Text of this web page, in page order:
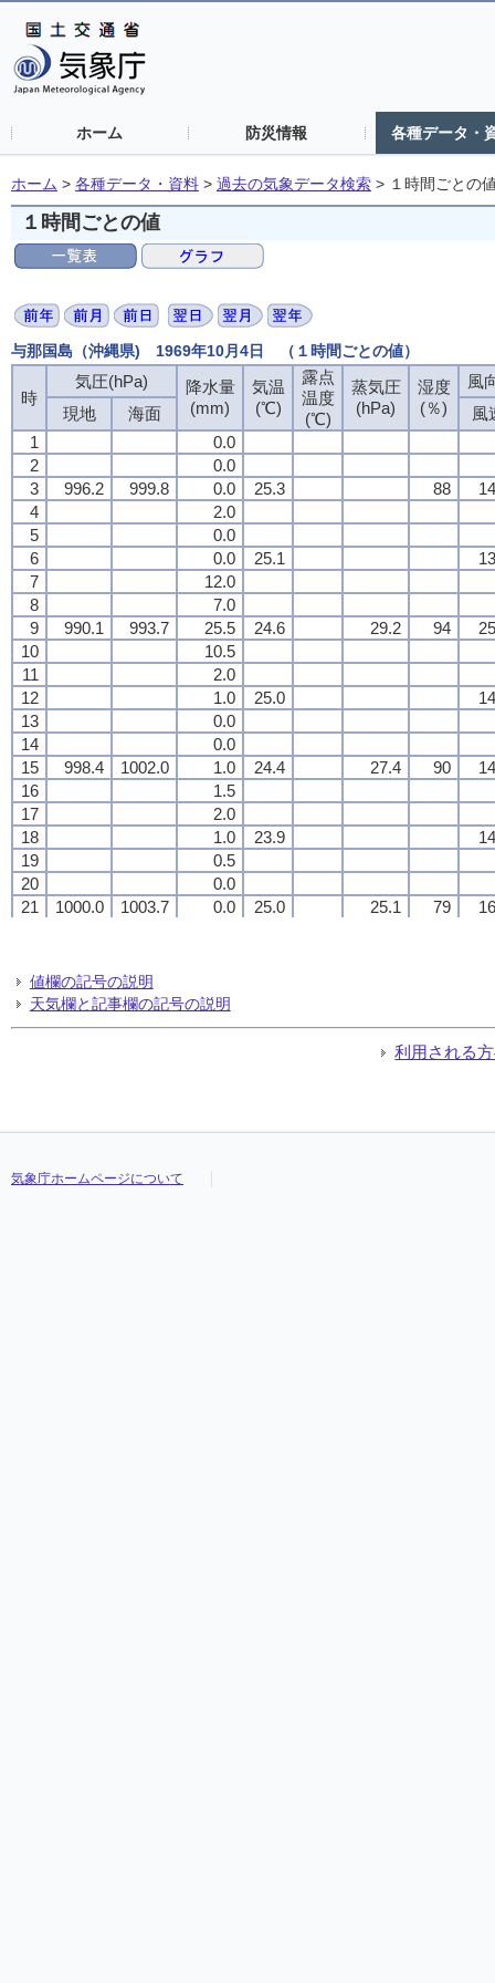
ホーム 防災情報 各種データ・
ホーム > 各種データ・資料 > 過去の気象データ検索 > １時間ごとの
１時間ごとの値
与那国島（沖縄県) 1969年10月4日 （１時間ごとの値）
時
気圧(hPa)
降水量
(mm)
気温
(℃)
露点
温度
(℃)
蒸気圧
(hPa)
湿度
(％)
風
現地
海面
風
1
0.0
2
0.0
3
996.2 999.8 0.0 25.3 88
4
2.0
5
0.0
6
0.0 25.1
7
12.0
8
7.0
9
990.1 993.7 25.5 24.6 29.2 94
10
10.5
11
2.0
12
1.0 25.0
13
0.0
14
0.0
15
998.4 1002.0 1.0 24.4 27.4 90
16
1.5
17
2.0
18
1.0 23.9
19
0.5
20
0.0
21
1000.0 1003.7 0.0 25.0 25.1 79
24
時
気圧(hPa)
降水量
(mm)
気温
(℃)
露点
温度
(℃)
蒸気圧
(hPa)
湿度
(％)
風
現地
海面
風
1
0.0
2
0.0
3
996.2 999.8 0.0 25.3 88
4
2.0
5
0.0
6
0.0 25.1
7
12.0
8
7.0
9
990.1 993.7 25.5 24.6 29.2 94
10
10.5
11
2.0
12
1.0 25.0
13
0.0
14
0.0
15
998.4 1002.0 1.0 24.4 27.4 90
16
1.5
17
2.0
18
1.0 23.9
19
0.5
20
0.0
21
1000.0 1003.7 0.0 25.0 25.1 79
24
時
気圧(hPa)
降水量
(mm)
気温
(℃)
露点
温度
(℃)
蒸気圧
(hPa)
湿度
(％)
風
現地
海面
風
1
0.0
2
0.0
3
996.2 999.8 0.0 25.3 88
4
2.0
5
0.0
6
0.0 25.1
7
12.0
8
7.0
9
990.1 993.7 25.5 24.6 29.2 94
10
10.5
11
2.0
12
1.0 25.0
13
0.0
14
0.0
15
998.4 1002.0 1.0 24.4 27.4 90
16
1.5
17
2.0
18
1.0 23.9
19
0.5
20
0.0
21
1000.0 1003.7 0.0 25.0 25.1 79
24
時
気圧(hPa)
降水量
(mm)
気温
(℃)
露点
温度
(℃)
蒸気圧
(hPa)
湿度
(％)
風
現地
海面
風
1
0.0
2
0.0
3
996.2 999.8 0.0 25.3 88
4
2.0
5
0.0
6
0.0 25.1
7
12.0
8
7.0
9
990.1 993.7 25.5 24.6 29.2 94
10
10.5
11
2.0
12
1.0 25.0
13
0.0
14
0.0
15
998.4 1002.0 1.0 24.4 27.4 90
16
1.5
17
2.0
18
1.0 23.9
19
0.5
20
0.0
21
1000.0 1003.7 0.0 25.0 25.1 79
24
値欄の記号の説明
天気欄と記事欄の記号の説明
利用される
気象庁ホームページについて